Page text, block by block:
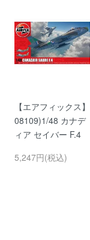
【エアフィックス】
08109)1/48 カナデ
ィア セイバー F.4
5,247円(税込)